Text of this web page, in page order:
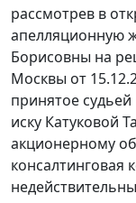
рассмотрев в
апелляционную
Борисовны на
Москвы от
принятое
иску Катуковой
акционерному
консалтинговая